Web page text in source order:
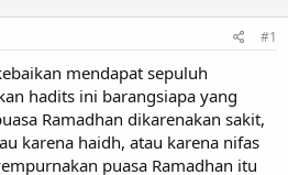
#1
mendapat sepuluh
hadits ini barangsiapa yang
Ramadhan dikarenakan sakit,
karena haidh, atau karena nifas
puasa Ramadhan itu